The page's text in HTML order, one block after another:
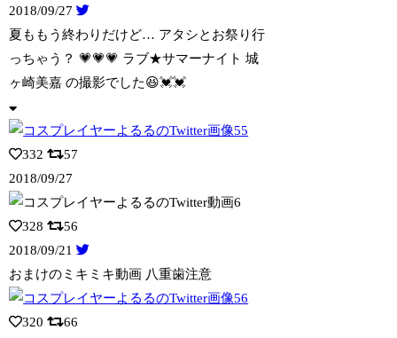
2018/09/27
夏ももう終わりだけど… アタシとお祭り行
っちゃう？ 💗💗💗 ラブ★サマーナイト 城
ヶ崎美嘉 の撮影でした😆💓💓
332
57
2018/09/27
328
56
2018/09/21
おまけのミキミキ動画 八重歯注意
320 66